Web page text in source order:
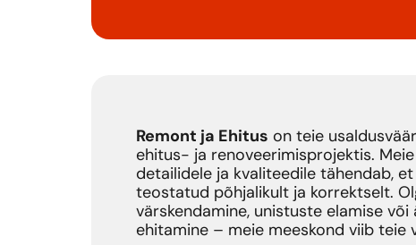
Remont ja Ehitus on teie
ehitus- ja renoveerimisprojektis.
detailidele ja kvaliteedile tähendab,
teostatud põhjalikult ja korrektselt.
värskendamine, unistuste elamise või
ehitamine – meie meeskond viib teie